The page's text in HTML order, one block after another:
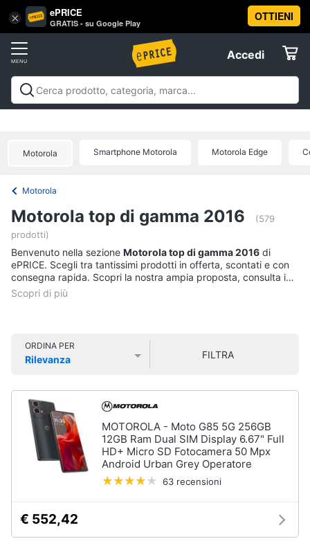
× ePRICE
GRATIS - su Google Play
OTTIENI
Accedi
Accedi
Registrati
Offerte
Tv
e
Home
Cinema
Audio
musica
Clima
Arredo
Vai
al
Motorola Smartphone Motorola Motorola Edge
Motorola
Motorola top di gamma 2016
(579
prodotti)
Benvenuto nella sezione Motorola top di gamma 2016 di
ePRICE. Scegli tra tantissimi prodotti in offerta, scontati e con
consegna rapida. Scopri la nostra ampia proposta, consulta i
prezzi e acquista comodamente online.
ORDINA PER
Rilevanza
FILTRA
MOTOROLA - Moto G85 5G 256GB
12GB Ram Dual SIM Display 6.67" Full
HD+ Micro SD Fotocamera 50 Mpx
Android Urban Grey Operatore
63 recensioni
€ 552,42